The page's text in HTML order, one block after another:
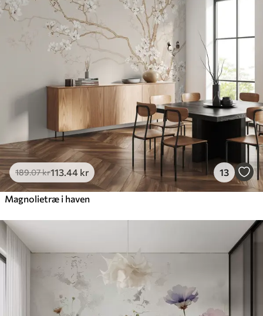
189.07kr113 .44 kr 13
Magnolietræ i haven